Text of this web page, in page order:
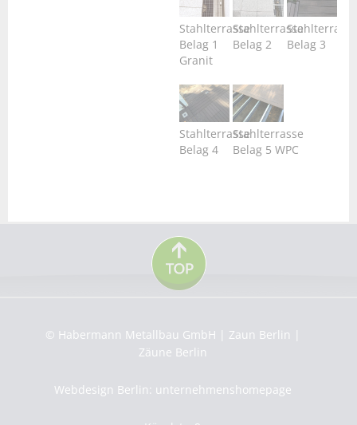
Stahlterrasse
Belag 1
Granit
Stahlterrasse
Belag 2
Stahlterrasse
Belag 3
Stahlterrasse
Belag 4
Stahlterrasse
Belag 5 WPC
© Habermann Metallbau GmbH | Zaun Berlin |
Zäune Berlin
Webdesign Berlin: unternehmenshomepage